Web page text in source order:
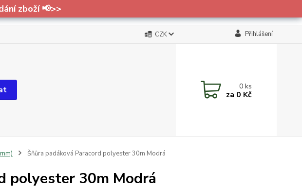
zboží 📢>>
CZK Přihlášení
0ks
za 0 Kč
Šňůra padáková Paracord polyester 30m Modrá
polyester 30m Modrá